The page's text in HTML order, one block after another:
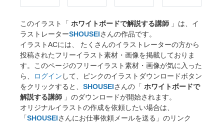
このイラスト「 ホワイトボードで解説する講師 」は、イ
ラストレーターSHOUSEIさんの作品です。
イラストACには、 たくさんのイラストレーターの方から
投稿されたフリーイラスト素材・画像を掲載しておりま
す。このページのフリーイラスト素材・画像が気に入った
ら、
ログイン して、ピンクのイラストダウンロードボタン
をクリックすると、 SHOUSEIさんの「 ホワイトボードで
解説する講師 」のダウンロードが開始されます。
オリジナルイラストの作成を依頼したい場合は、
「SHOUSEIさんにお仕事依頼メールを送る」のリンク